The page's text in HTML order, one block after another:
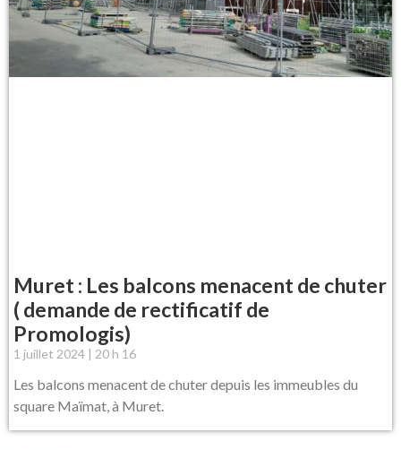
Muret : Les balcons menacent de chuter
( demande de rectificatif de
Promologis)
1 juillet 2024 20 h 16
Les balcons menacent de chuter depuis les immeubles du
square Maïmat, à Muret.